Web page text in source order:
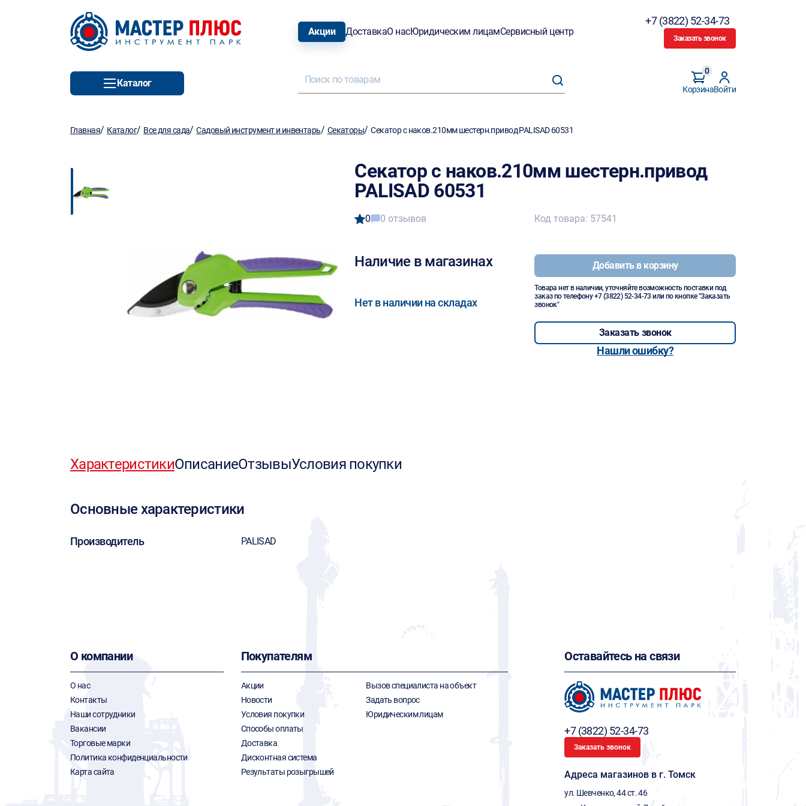
Акции ДоставкаО насЮридическим лицамСервисный центр
+7 (3822) 52-34-73
Заказать звонок
Каталог
Корзина
0
Войти
Главная/ Каталог/ Все для сада/Садовый инструмент и инвентарь/ Секаторы/Секатор с наков.210мм шестерн.привод PALISAD 60531
Секатор с наков.210мм шестерн.привод
PALISAD 60531
0 0 отзывов
Наличие в магазинах
Нет в наличии на складах
Код товара: 57541
Добавить в корзину
Товара нет в наличии, уточняйте возможность поставки под
заказ по телефону+7 (3822) 52-34-73 или по кнопке "Заказать
звонок"
Заказать звонок
Нашли ошибку?
ХарактеристикиОписаниеОтзывыУсловия покупки
Основные характеристики
Производитель PALISAD
О компании
О нас
Контакты
Наши сотрудники
Вакансии
Торговые марки
Политика конфиденциальности
Карта сайта
Покупателям
Акции
Новости
Условия покупки
Способы оплаты
Доставка
Дисконтная система
Результаты розыгрышей
Вызов специалиста на объект
Задать вопрос
Юридическим лицам
Оставайтесь на связи
+7 (3822) 52-34-73
Заказать звонок
Адреса магазинов в г. Томск
ул. Шевченко, 44 ст. 46